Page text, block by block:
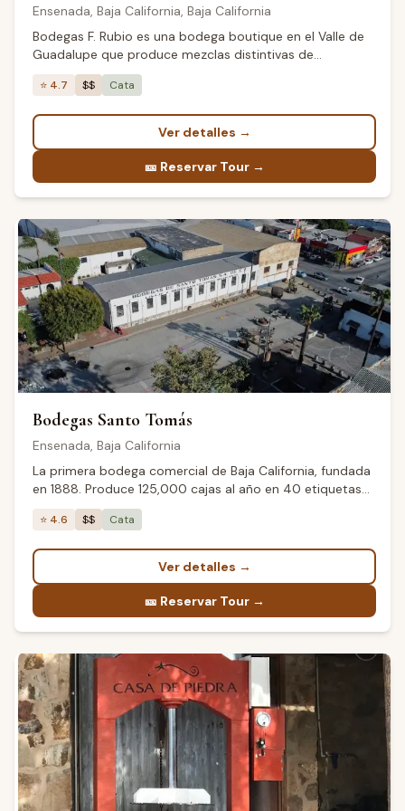
Ensenada, Baja California, Baja California
Bodegas F. Rubio es una bodega boutique en el Valle de
Guadalupe que produce mezclas distintivas de
variedades italianas. Su Mezcla Italiana combina
Montepulciano, Mourvèdre y Sangiovese en una
viñedos se ubican en El Porvenir a solo 11km del Océano
Pacífico, donde la brisa marina crea un microclima único
que aporta frescura y carácter mineral a cada botella.
⭐ 4.7 $$ Cata
Ver detalles →
🎫 Reservar Tour →
Bodegas Santo Tomás
Ensenada, Baja California
La primera bodega comercial de Baja California, fundada
en 1888. Produce 125,000 cajas al año en 40 etiquetas
diferentes. Su enóloga Laura Zamora ha ganado más de
220 medallas internacionales desde 2005. La bodega de
⭐ 4.6 $$ Cata
Ver detalles →
🎫 Reservar Tour →